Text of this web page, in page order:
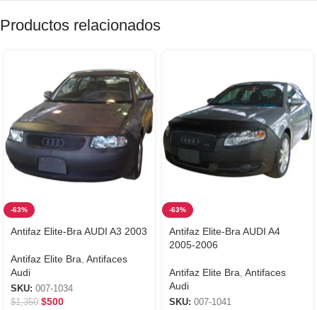
Productos relacionados
-63%
Antifaz Elite-Bra AUDI A3 2003
Antifaz Elite Bra Antifaces
Audi
SKU: 007-1034
$1,350 $500
-63%
Antifaz Elite-Bra AUDI A4
2005-2006
Antifaz Elite Bra Antifaces
Audi
SKU: 007-1041